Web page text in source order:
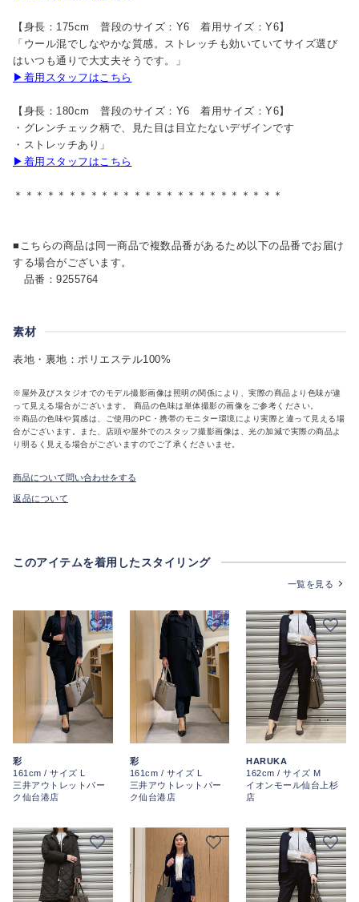
【身長：175cm 普段のサイズ：Y6 着用サイズ：Y6】
「ウール混でしなやかな質感。ストレッチも効いていてサイズ選び
はいつも通りで大丈夫そうです。」
▶着用スタッフはこちら
【身長：180cm 普段のサイズ：Y6 着用サイズ：Y6】
・グレンチェック柄で、見た目は目立たないデザインです
・ストレッチあり」
▶着用スタッフはこちら
＊＊＊＊＊＊＊＊＊＊＊＊＊＊＊＊＊＊＊＊＊＊＊＊＊
■こちらの商品は同一商品で複数品番があるため以下の品番でお届け
する場合がございます。
品番：9255764
素材
表地・裏地：ポリエステル100%
※屋外及びスタジオでのモデル撮影画像は照明の関係により、実際の商品より色味が違
って見える場合がございます。 商品の色味は単体撮影の画像をご参考ください。
※商品の色味や質感は、ご使用のPC・携帯のモニター環境により実際と違って見える場
合がございます。また、店頭や屋外でのスタッフ撮影画像は、光の加減で実際の商品よ
り明るく見える場合がございますのでご了承くださいませ。
商品について問い合わせをする
返品について
このアイテムを着用したスタイリング
一覧を見る
彩
161cm / サイズ L
三井アウトレットパー
ク仙台港店
彩
161cm / サイズ L
三井アウトレットパー
ク仙台港店
HARUKA
162cm / サイズ M
イオンモール仙台上杉
店